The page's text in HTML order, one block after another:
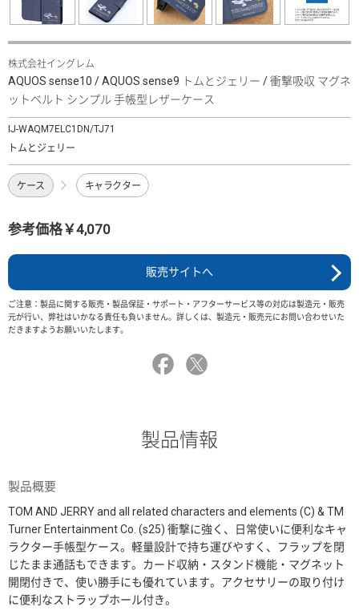
株式会社イングレム
AQUOS sense10 / AQUOS sense9 トムとジェリー / 衝撃吸収 マグネ
ットベルト シンプル 手帳型レザーケース
IJ-WAQM7ELC1DN/TJ71
トムとジェリー
ケース キャラクター
参考価格￥4,070
販売サイトへ
ご注意：製品に関する販売・製品保証・サポート・アフターサービス等の対応は製造元・販売
元が行い、弊社はいかなる責任も負いません。詳しくは、製造元・販売元にお問い合わせいた
だきますようお願いいたします。
製品情報
製品概要
TOM AND JERRY and all related characters and elements (C) & TM
Turner Entertainment Co. (s25) 衝撃に強く、日常使いに便利なキャ
ラクター手帳型ケース。軽量設計で持ち運びやすく、フラップを閉
じたまま通話もできます。カード収納・スタンド機能・マグネット
開閉付きで、使い勝手にも優れています。アクセサリーの取り付け
に便利なストラップホール付き。